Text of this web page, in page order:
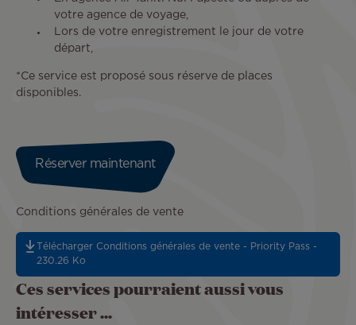
votre agence de voyage,
Lors de votre enregistrement le jour de votre
départ,
*Ce service est proposé sous réserve de places
disponibles.
Réserver maintenant
Conditions générales de vente
Télécharger Conditions générales de vente - Priority Pass -
230.26 Ko
Ces services pourraient aussi vous
intéresser ...